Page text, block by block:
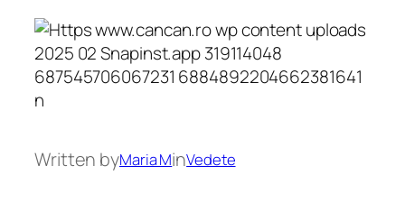
Written byMaria MinVedete